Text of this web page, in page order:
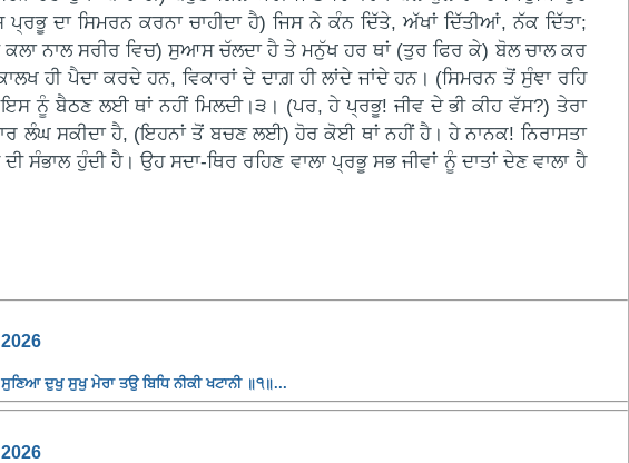
ਦਾ ਸਿਮਰਨ ਕਰਨਾ ਚਾਹੀਦਾ ਹੈ) ਜਿਸ ਨੇ ਕੰਨ ਦਿੱਤੇ, ਅੱਖਾਂ ਦਿੱਤੀਆਂ, ਨੱਕ ਦਿੱਤਾ;
ਕਲਾ ਨਾਲ ਸਰੀਰ ਵਿਚ) ਸੁਆਸ ਚੱਲਦਾ ਹੈ ਤੇ ਮਨੁੱਖ ਹਰ ਥਾਂ (ਤੁਰ ਫਿਰ ਕੇ) ਬੋਲ ਚਾਲ ਕਰ
ਹੀ ਪੈਦਾ ਕਰਦੇ ਹਨ, ਵਿਕਾਰਾਂ ਦੇ ਦਾਗ਼ ਹੀ ਲਾਂਦੇ ਜਾਂਦੇ ਹਨ। (ਸਿਮਰਨ ਤੋਂ ਸੁੰਞਾ ਰਹਿ
ਨੂੰ ਬੈਠਣ ਲਈ ਥਾਂ ਨਹੀਂ ਮਿਲਦੀ।੩। (ਪਰ, ਹੇ ਪ੍ਰਭੂ! ਜੀਵ ਦੇ ਭੀ ਕੀਹ ਵੱਸ?) ਤੇਰਾ
ਲੰਘ ਸਕੀਦਾ ਹੈ, (ਇਹਨਾਂ ਤੋਂ ਬਚਣ ਲਈ) ਹੋਰ ਕੋਈ ਥਾਂ ਨਹੀਂ ਹੈ। ਹੇ ਨਾਨਕ! ਨਿਰਾਸਤਾ
ਹੁੰਦੀ ਹੈ। ਉਹ ਸਦਾ-ਥਿਰ ਰਹਿਣ ਵਾਲਾ ਪ੍ਰਭੂ ਸਭ ਜੀਵਾਂ ਨੂੰ ਦਾਤਾਂ ਦੇਣ ਵਾਲਾ ਹੈ
ਦੁਖੁ ਸੁਖੁ ਮੇਰਾ ਤਉ ਬਿਧਿ ਨੀਕੀ ਖਟਾਨੀ ॥੧॥...